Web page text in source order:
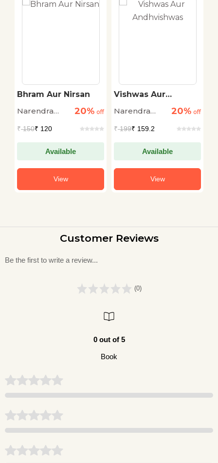
Bhram Aur Nirsan
Narendra
20% off
₹150₹ 120
Available
View
Vishwas Aur
Narendra
20% off
₹199₹ 159.2
Available
View
Customer Reviews
Be the first to write a review...
(0)
0 out of 5
Book